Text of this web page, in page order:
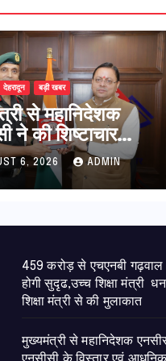
देहरादून बड़ी खबर
से महानिदेशक
ने की शिष्टाचार
में एनसीसी के
एवं आधुनिक
संरचना के विकास
6, 2026 ADMIN
459 करोड़ से एचएनबी गढ़वाल
होगी सुदृढ,उच्च शिक्षा मंत्री
शिक्षा मंत्री से की मुलाकात
मुख्यमंत्री से महानिदेशक